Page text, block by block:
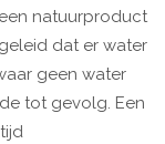
natuurproduct
dat er water
geen water
tot gevolg. Een